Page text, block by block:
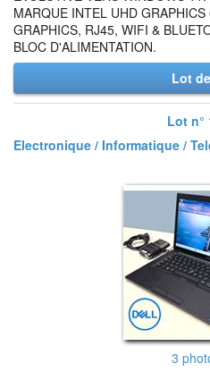
MARQUE INTEL UHD
GRAPHICS, RJ45, WIFI &
BLOC D'ALIMENTATION.
Lot
Lot n°
Electronique / Informatique /
3